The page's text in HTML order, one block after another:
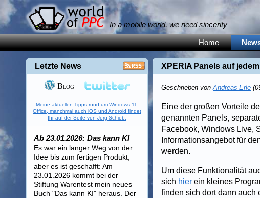
In a mobile world, we need sincerity
Home
XPERIA Panels auf
Geschrieben vonAndreas Erle
Eine der großen Vorteile
genannten Panels,
Facebook, Windows Live,
Informationsangebot für
werden.
Um diese Funktionalität
sich hier ein kleines
finden sich dort dann auch
Letzte News
Blog
Meine aktuellen Tipps rund um Windows 11,
Office, manchmal auch iOS und Android findet
Ihr auf der Seite von Jörg Schieb.
Ab 23.01.2026: Das kann KI
Es war ein langer Weg von der
Idee bis zum fertigen Produkt,
aber es ist geschafft: Am
23.01.2026 kommt bei der
Stiftung Warentest mein neues
Buch "Das kann KI" heraus. Der